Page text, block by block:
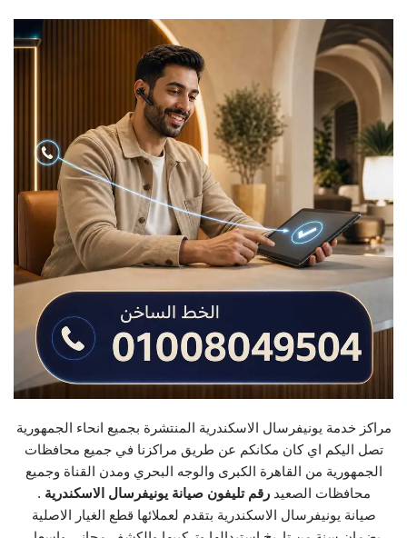
مراكز خدمة يونيفرسال الاسكندرية المنتشرة بجميع انحاء الجمهورية
تصل اليكم اي كان مكانكم عن طريق مراكزنا في جميع محافظات
الجمهورية من القاهرة الكبرى والوجه البحري ومدن القناة وجميع
محافظات الصعيد رقم تليفون صيانة يونيفرسال الاسكندرية .
صيانة يونيفرسال الاسكندرية بتقدم لعملائها قطع الغيار الاصلية